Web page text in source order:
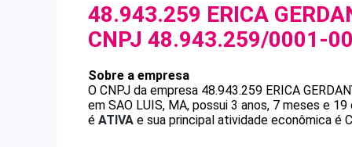
48.943.259 ERICA
CNPJ 48.943.259/0001-00
Sobre a empresa
O CNPJ da empresa 48.943.259 ERICA
em SAO LUIS, MA, possui 3 anos, 7 meses e
é ATIVA e sua principal atividade econômica é